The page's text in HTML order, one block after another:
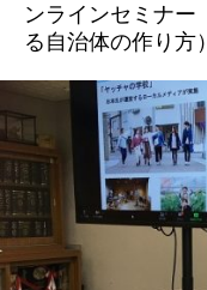
ンラインセミナー
る自治体の作り方